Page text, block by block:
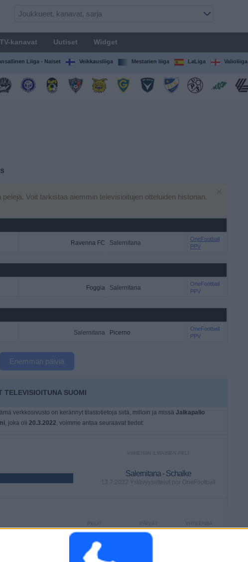
TV-kanavat Uutiset Widget
Liiga - Naiset Veikkausliiga Mestarien liiga LaLiga Valioliiga
Voit tarkistaa aiemmin televisioitujen otteluiden historian.
Ravenna FC Salernitana
OneFootball
PPV
Foggia Salernitana
OneFootball
PPV
Salernitana Picerno
OneFootball
PPV
Enemmän päiviä
TELEVISIOITUNA SUOMI
verkkosivusto on kerännyt tilastotietoja siitä, milloin ja missä Jalkapallo
, joka oli 20.3.2022, voimme antaa seuraavat tiedot:
VIIMEISIN ILMAINEN PELI
Salernitana - Schalke
13.7.2022 Ystävyysottelut por OneFootball
YHTEENSÄ
PÄIVÄT
1487
PELIT
95
PERÄKKÄISET
MAKSUPELIT